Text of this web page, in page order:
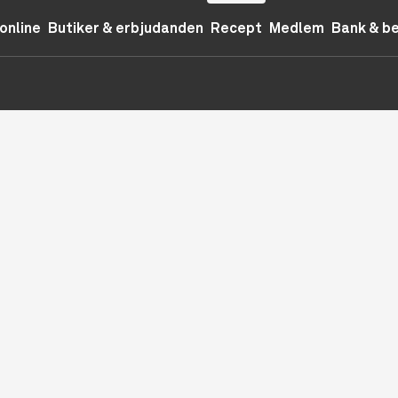
Butiker & erbjudanden Recept Medlem Bank &